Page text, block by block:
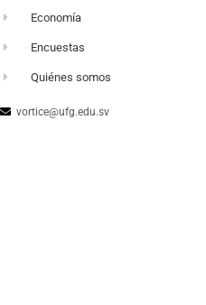
Economía
Encuestas
Quiénes somos
vortice@ufg.edu.sv